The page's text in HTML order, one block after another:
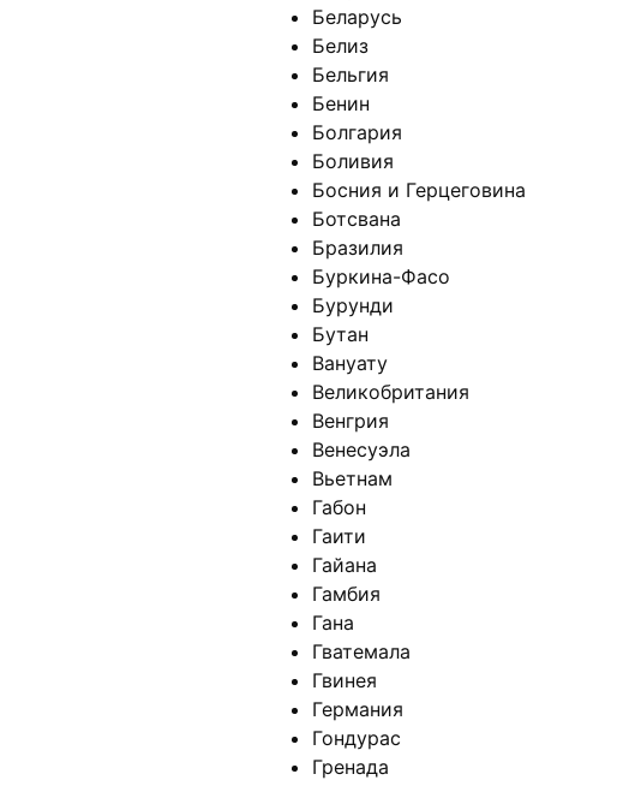
Беларусь
Белиз
Бельгия
Бенин
Болгария
Боливия
Босния и Герцеговина
Ботсвана
Бразилия
Буркина-Фасо
Бурунди
Бутан
Вануату
Великобритания
Венгрия
Венесуэла
Вьетнам
Габон
Гаити
Гайана
Гамбия
Гана
Гватемала
Гвинея
Германия
Гондурас
Гренада